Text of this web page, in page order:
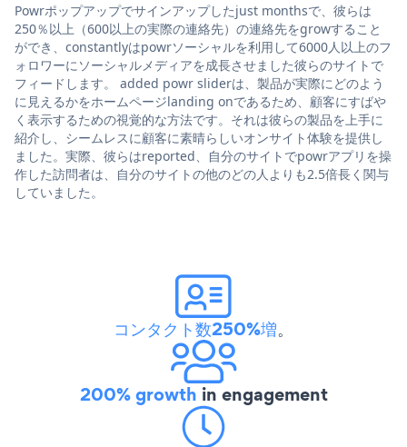
Powrポップアップでサインアップしたjust monthsで、彼らは
250％以上（600以上の実際の連絡先）の連絡先をgrowすること
ができ、constantlyはpowrソーシャルを利用して6000人以上のフ
ォロワーにソーシャルメディアを成長させました彼らのサイトで
フィードします。 added powr sliderは、製品が実際にどのよう
に見えるかをホームページlanding onであるため、顧客にすばや
く表示するための視覚的な方法です。それは彼らの製品を上手に
紹介し、シームレスに顧客に素晴らしいオンサイト体験を提供し
ました。実際、彼らはreported、自分のサイトでpowrアプリを操
作した訪問者は、自分のサイトの他のどの人よりも2.5倍長く関与
していました。
コンタクト数250%増。
200% growth in engagement